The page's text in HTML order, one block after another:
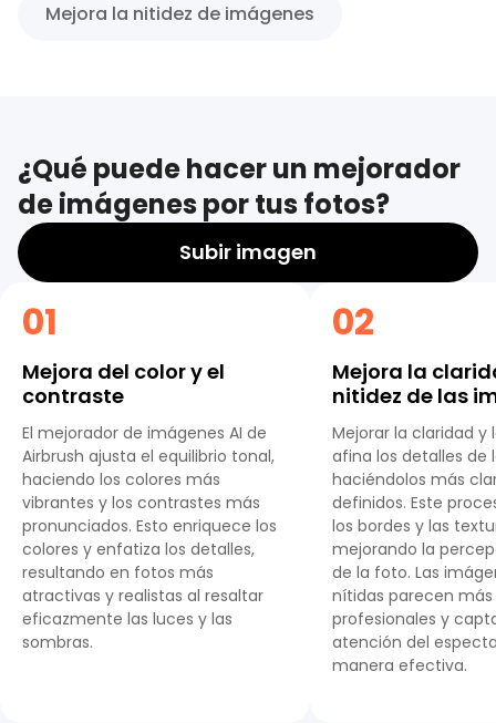
Mejora la nitidez de imágenes
¿Qué puede hacer un mejorador
de imágenes por tus fotos?
Subir imagen
01
Mejora del color y el
contraste
El mejorador de imágenes AI de
Airbrush ajusta el equilibrio tonal,
haciendo los colores más
vibrantes y los contrastes más
pronunciados. Esto enriquece los
colores y enfatiza los detalles,
resultando en fotos más
atractivas y realistas al resaltar
eficazmente las luces y las
sombras.
02
Mejora la
nitidez de las
Mejorar la claridad y
afina los detalles de
haciéndolos más
definidos. Este
los bordes y las
mejorando la
de la foto. Las
nítidas parecen más
profesionales y
atención del
manera efectiva.